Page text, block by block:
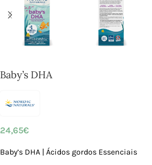
Baby’s DHA
24,65€
Baby’s DHA | Ácidos gordos Essenciais